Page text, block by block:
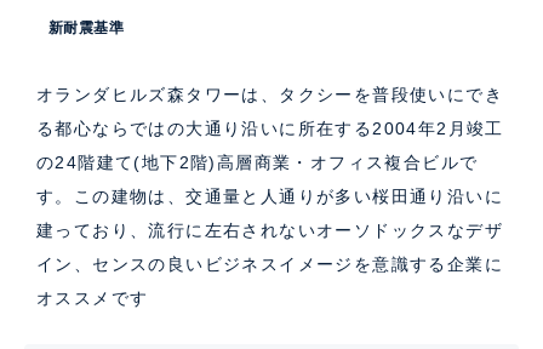
新耐震基準
オランダヒルズ森タワーは、タクシーを普段使いにでき
る都心ならではの大通り沿いに所在する2004年2月竣工
の24階建て(地下2階)高層商業・オフィス複合ビルで
す。この建物は、交通量と人通りが多い桜田通り沿いに
建っており、流行に左右されないオーソドックスなデザ
イン、センスの良いビジネスイメージを意識する企業に
オススメです